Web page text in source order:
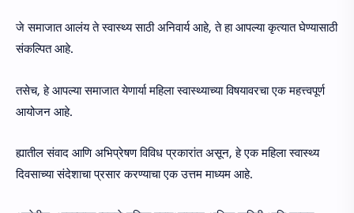
जे समाजात आलंय ते स्वास्थ्य साठी अनिवार्य आहे, ते हा आपल्या कृत्यात घेण्यासाठी
संकल्पित आहे.
तसेच, हे आपल्या समाजात येणार्या महिला स्वास्थ्याच्या विषयावरचा एक महत्त्वपूर्ण
आयोजन आहे.
ह्यातील संवाद आणि अभिप्रेषण विविध प्रकारांत असून, हे एक महिला स्वास्थ्य
दिवसाच्या संदेशाचा प्रसार करण्याचा एक उत्तम माध्यम आहे.